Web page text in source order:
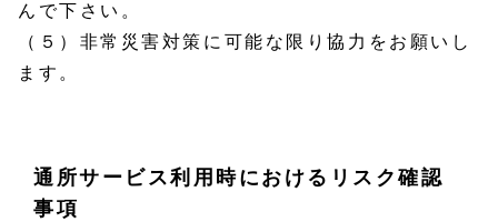
んで下さい。
（５）非常災害対策に可能な限り協力をお願いし
ます。
通所サービス利用時におけるリスク確認
事項